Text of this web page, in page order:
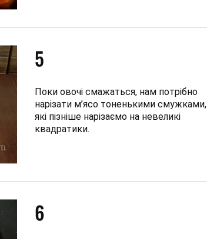
5
Поки овочі смажаться, нам потрібно
нарізати м’ясо тоненькими смужками,
які пізніше нарізаємо на невеликі
квадратики.
6